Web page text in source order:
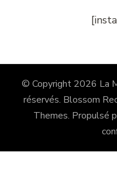
© Copyright 2026 La
réservés. Blossom
Themes. Propulsé